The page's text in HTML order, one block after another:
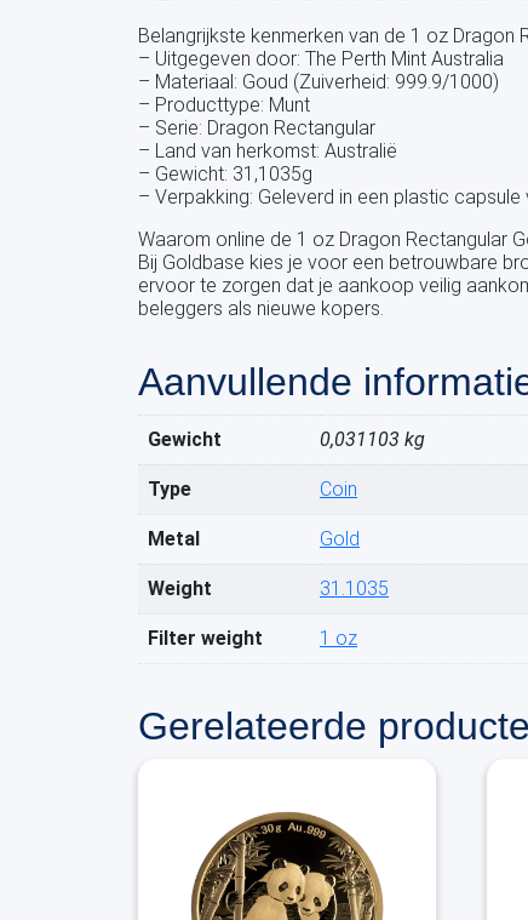
Belangrijkste kenmerken van de 1 oz Dragon
– Uitgegeven door: The Perth Mint Australia
– Materiaal: Goud (Zuiverheid: 999.9/1000)
– Producttype: Munt
– Serie: Dragon Rectangular
– Land van herkomst: Australië
– Gewicht: 31,1035g
– Verpakking: Geleverd in een plastic
Waarom online de 1 oz Dragon Rectangular
Bij Goldbase kies je voor een betrouwbare
ervoor te zorgen dat je aankoop veilig
beleggers als nieuwe kopers.
Aanvullende
Gewicht 0,031103 kg
Type Coin
Metal Gold
Weight 31.1035
Filter weight 1 oz
Gerelateerde